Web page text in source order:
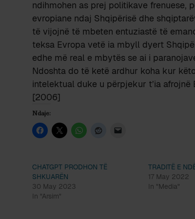
ndihmohen as prej politikave frenuese,
evropiane ndaj Shqipërisë dhe
të vijojnë të mbeten entuziastë të
teksa Evropa vetë ia mbyll dyert
edhe më real e mbytës se ai i
Ndoshta do të ketë ardhur koha kur
intelektual duke u përpjekur t’ia afrojnë
[2006]
Ndaje:
CHATGPT PRODHON TË
SHKUARËN
30 May 2023
In "Arsim"
TRADITË E
17 May 2022
In "Media"